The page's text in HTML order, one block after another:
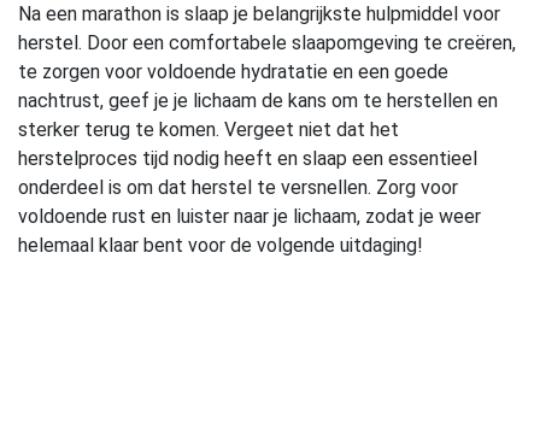
Na een marathon is slaap je belangrijkste hulpmiddel voor
herstel. Door een comfortabele slaapomgeving te creëren,
te zorgen voor voldoende hydratatie en een goede
nachtrust, geef je je lichaam de kans om te herstellen en
sterker terug te komen. Vergeet niet dat het
herstelproces tijd nodig heeft en slaap een essentieel
onderdeel is om dat herstel te versnellen. Zorg voor
voldoende rust en luister naar je lichaam, zodat je weer
helemaal klaar bent voor de volgende uitdaging!